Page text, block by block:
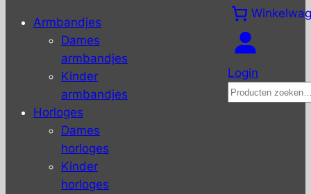
Armbandjes
Dames
armbandjes
Kinder
armbandjes
Horloges
Dames
horloges
Kinder
horloges
Login
Zoeken